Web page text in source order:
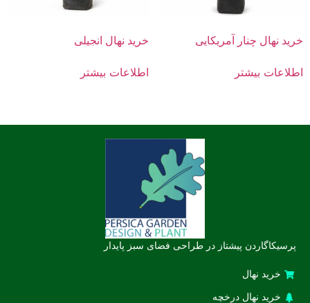
خرید نهال چنار آمریکایی
اطلاعات بیشتر
خرید نهال انجیلی
اطلاعات بیشتر
پرسیکاگاردن پیشتاز در طراحی فضای سبز پایدار
خرید نهال
خرید نهال درخچه